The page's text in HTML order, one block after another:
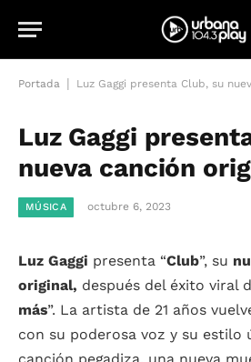
Portada Luz Gaggi presenta Club, su
Luz Gaggi
nueva canción
MÚSICA octubre 6, 2023
Luz Gaggi presenta “Club”, su
original, después del éxito viral
más”. La artista de 21 años
con su poderosa voz y su estilo